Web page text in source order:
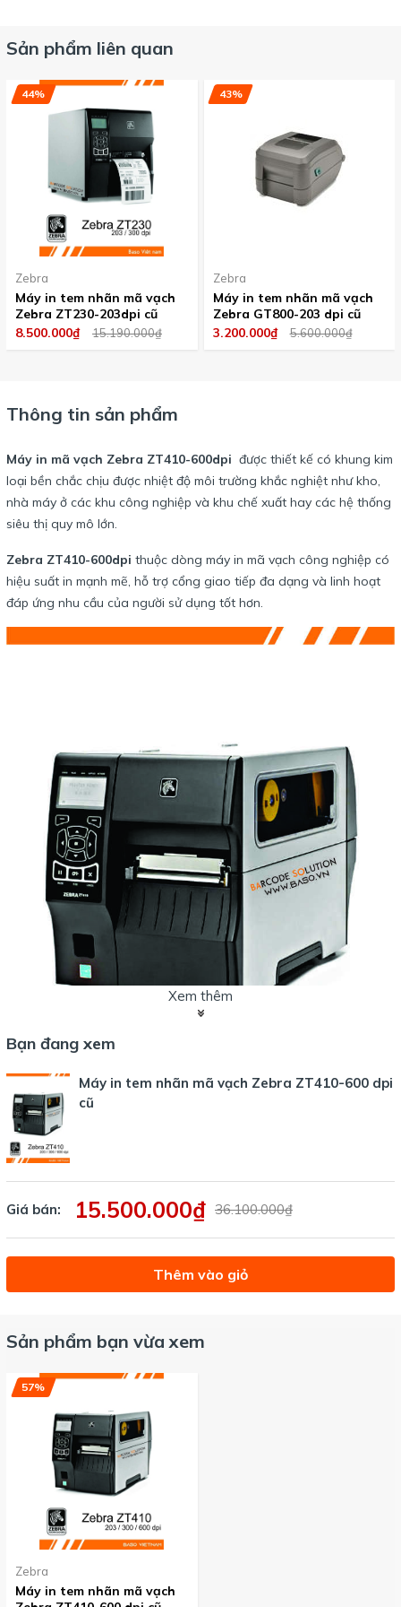
Sản phẩm liên quan
44%
Zebra
Máy in tem nhãn mã vạch
Zebra ZT230-203dpi cũ
8.500.000₫
15.190.000₫
43%
Zebra
Máy in tem nhãn mã vạch
Zebra GT800-203 dpi cũ
3.200.000₫
5.600.000₫
Thông tin sản phẩm
Máy in mã vạch Zebra ZT410-600dpi được thiết kế có khung kim
loại bền chắc chịu được nhiệt độ môi trường khắc nghiệt như kho,
nhà máy ở các khu công nghiệp và khu chế xuất hay các hệ thống
siêu thị quy mô lớn.
Zebra ZT410-600dpi thuộc dòng máy in mã vạch công nghiệp có
hiệu suất in mạnh mẽ, hỗ trợ cổng giao tiếp đa dạng và linh hoạt
đáp ứng nhu cầu của người sử dụng tốt hơn.
Máy in mã vạch Zebra ZT410-600dpi được ứng dụng tiêu biểu
trong các lĩnh vực như logictis, vận chuyển và kho.
Xem thêm
Bạn đang xem
Máy in tem nhãn mã vạch Zebra ZT410-600 dpi
cũ
Giá bán: 15.500.000₫ 36.100.000₫
Thêm vào giỏ
Sản phẩm bạn vừa xem
57%
Zebra
Máy in tem nhãn mã vạch